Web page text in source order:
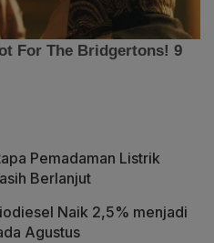
Pemadaman Listrik
Berlanjut
Naik 2,5% menjadi
Agustus